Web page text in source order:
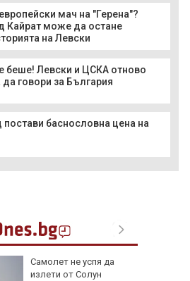
мач на "Герена"?
Кайрат може да остане
на Левски
беше! Левски и ЦСКА отново
да говори за България
баснословна цена на
Самолет не успя да
излети от Солун